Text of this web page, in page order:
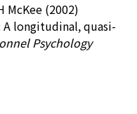
McKee (2002)
A longitudinal, quasi-
Psychology